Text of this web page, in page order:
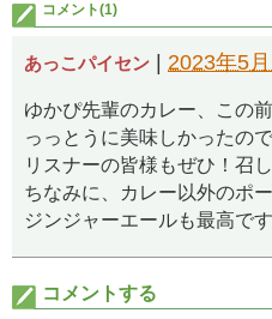
コメント(1)
あっこパイセン 2023年5
ゆかぴ先輩のカレー、この
っっとうに美味しかったの
リスナーの皆様もぜひ！召
ちなみに、カレー以外のポ
ジンジャーエールも最高です
コメントする